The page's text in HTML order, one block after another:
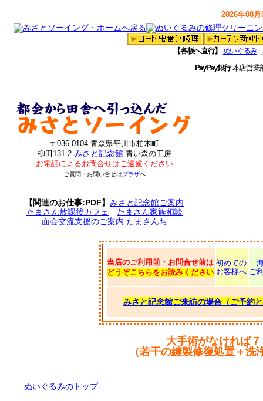
2026年08
【各板へ直行】 ぬいぐるみ
PayPay銀行本店営
〒036-0104 青森県平川市柏木町
柳田131-2 みさと記念館 青い森の工房
お電話によるお問合せはご遠慮ください
ご質問・お問い合せはプラザへ
【関連のお仕事:PDF】みさと記念館ご案内
たまさん放課後カフェ
たまさん家族相談
面会交流支援のご案内 たまさんち
当店のご利用前・お問合せ前は
どうぞこちらをお読みください
初めての
お客様へ ご
みさと記念館ご来訪の場合（ご予約
大手術がなければ
（若干の縫製修復処置＋
ぬいぐるみのトップ